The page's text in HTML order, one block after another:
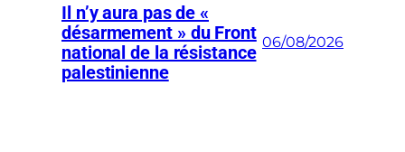
Il n’y aura pas de «
désarmement » du Front
national de la résistance
palestinienne
06/08/2026